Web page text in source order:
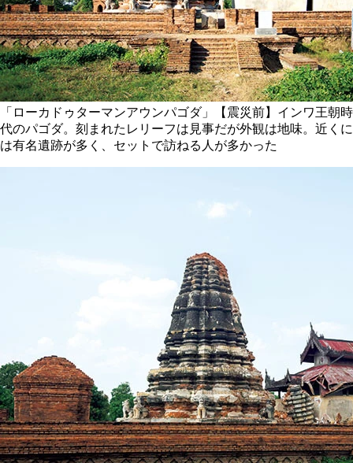
「ローカドゥターマンアウンパゴダ」【震災前】インワ王朝時
代のパゴダ。刻まれたレリーフは見事だが外観は地味。近くに
は有名遺跡が多く、セットで訪ねる人が多かった